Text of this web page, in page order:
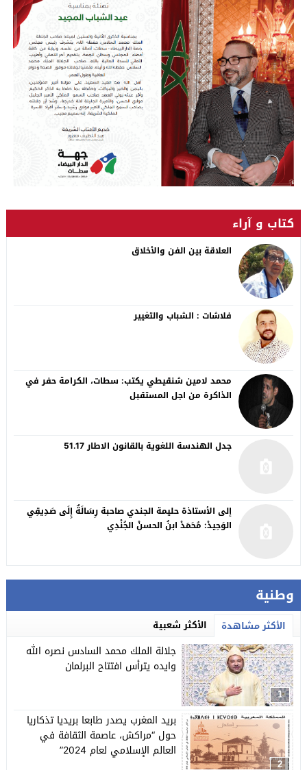
وطنية
الأكثر مشاهدة الأكثر شعبية
1
جلالة الملك محمد السادس نصره الله
وايده يترأس افتتاح البرلمان
2
بريد المغرب يصدر طابعا بريديا تذكاريا
حول “مراكش، عاصمة الثقافة في
العالم الإسلامي لعام 2024”
كتاب و آراء
العلاقة بين الفن والأخلاق
فلاشات : الشباب والتغيير
محمد لامين شنقيطي يكتب: سطات، الكرامة حفر في
الذاكرة من اجل المستقبل
جدل الهندسة اللغوية بالقانون الاطار 51.17
إلى الأستاذة حليمة الجندي صاحبة رِسَالَةٌ إِلَى صَدِيقِي
الوَحِيدْ: مُحَمَدْ ابنُ الحسنْ الجُنْدِي